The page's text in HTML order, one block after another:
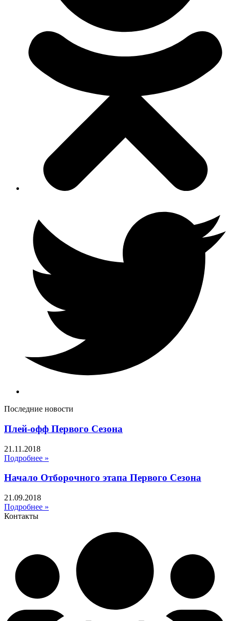
Последние новости
Плей-офф Первого Сезона
21.11.2018
Подробнее »
Начало Отборочного этапа Первого Сезона
21.09.2018
Подробнее »
Контакты